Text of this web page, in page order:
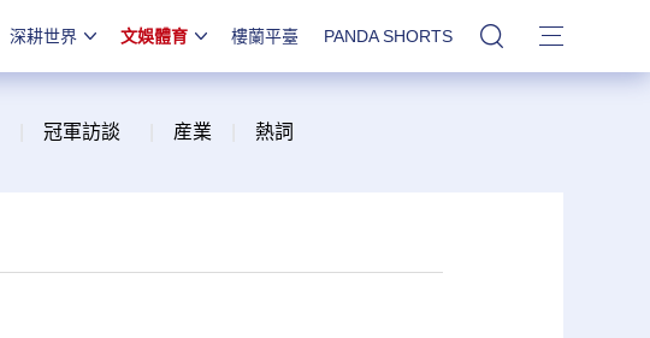
深耕世界 文娛體育 樓蘭平臺 PANDA SHORTS 站內搜索
冠軍訪談 産業 熱詞